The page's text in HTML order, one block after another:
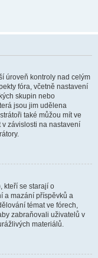
úroveň kontroly nad celým
fóra, včetně nastavení
skupin nebo
jsou jim udělena
také můžou mít ve
závislosti na nastavení
kteří se starají o
a mazání příspěvků a
témat ve fórech,
zabraňovali uživatelů v
materiálů.